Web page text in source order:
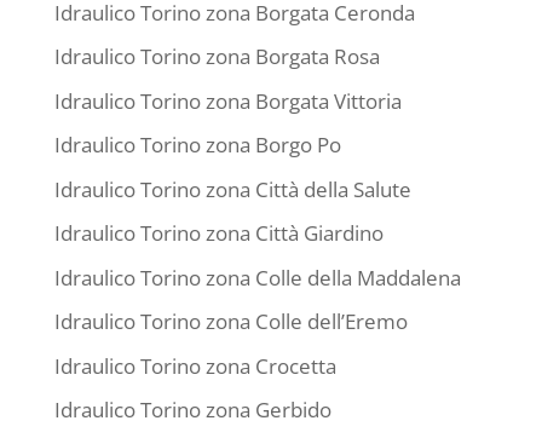
Idraulico Torino zona Borgata Ceronda
Idraulico Torino zona Borgata Rosa
Idraulico Torino zona Borgata Vittoria
Idraulico Torino zona Borgo Po
Idraulico Torino zona Città della Salute
Idraulico Torino zona Città Giardino
Idraulico Torino zona Colle della Maddalena
Idraulico Torino zona Colle dell’Eremo
Idraulico Torino zona Crocetta
Idraulico Torino zona Gerbido